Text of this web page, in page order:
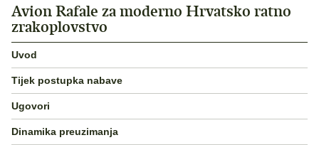
Avion Rafale za moderno Hrvatsko ratno
zrakoplovstvo
Uvod
Tijek postupka nabave
Ugovori
Dinamika preuzimanja